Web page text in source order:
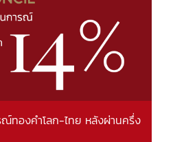
ณ์ทองคำโลก-ไทย หลังผ่านครึ่ง